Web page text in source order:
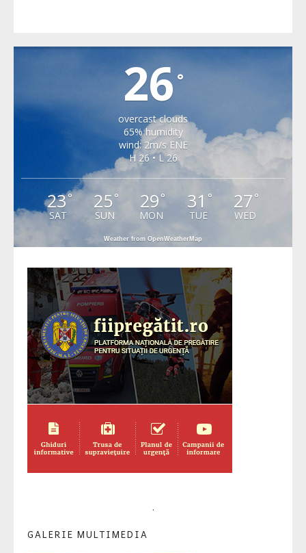
26 °
overcast clouds
65% humidity
wind: 2m/s ENE
H 26 • L 26
23°
SAT
25 °
SUN
29 °
MON
31 °
TUE
27 °
WED
Weather from OpenWeatherMap
.
GALERIE MULTIMEDIA